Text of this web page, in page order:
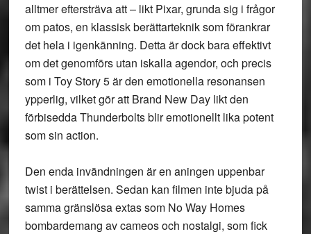
alltmer eftersträva att – likt Pixar, grunda sig i frågor
om patos, en klassisk berättarteknik som förankrar
det hela i igenkänning. Detta är dock bara effektivt
om det genomförs utan iskalla agendor, och precis
som i Toy Story 5 är den emotionella resonansen
ypperlig, vilket gör att Brand New Day likt den
förbisedda Thunderbolts blir emotionellt lika potent
som sin action.
Den enda invändningen är en aningen uppenbar
twist i berättelsen. Sedan kan filmen inte bjuda på
samma gränslösa extas som No Way Homes
bombardemang av cameos och nostalgi, som fick